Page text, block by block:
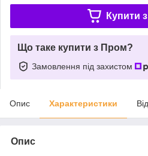
Купити з
Що таке купити з Пром?
Замовлення під захистом
Опис Характеристики
Опис